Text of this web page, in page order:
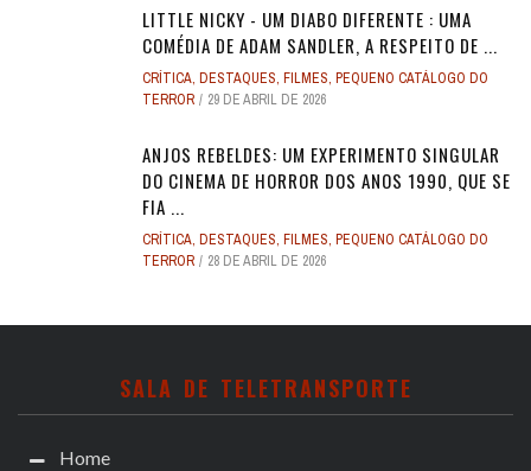
LITTLE NICKY - UM DIABO DIFERENTE : UMA
COMÉDIA DE ADAM SANDLER, A RESPEITO DE ...
CRÍTICA, DESTAQUES, FILMES, PEQUENO CATÁLOGO DO
TERROR
29 DE ABRIL DE 2026
ANJOS REBELDES: UM EXPERIMENTO SINGULAR
DO CINEMA DE HORROR DOS ANOS 1990, QUE SE
FIA ...
CRÍTICA, DESTAQUES, FILMES, PEQUENO CATÁLOGO DO
TERROR
28 DE ABRIL DE 2026
SALA DE TELETRANSPORTE
Home